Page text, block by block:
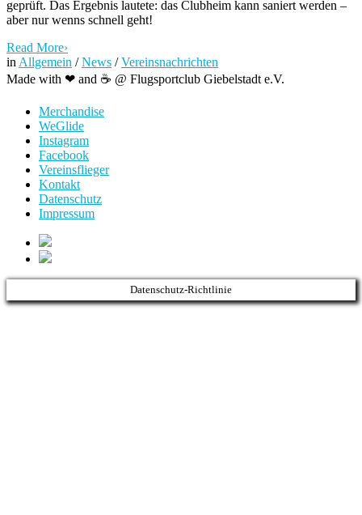
geprüft. Das Ergebnis lautete: das Clubheim kann saniert werden –
aber nur wenns schnell geht!
Read More›
in Allgemein /News /Vereinsnachrichten
Made with ❤ and ☕️ @ Flugsportclub Giebelstadt e.V.
Merchandise
WeGlide
Instagram
Facebook
Vereinsflieger
Kontakt
Datenschutz
Impressum
Datenschutz-Richtlinie